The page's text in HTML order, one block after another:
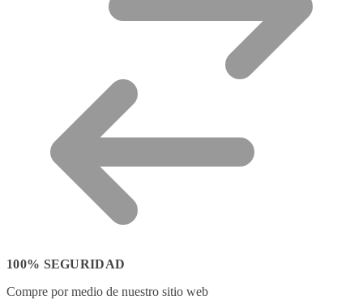
100% SEGURIDAD
Compre por medio de nuestro sitio web